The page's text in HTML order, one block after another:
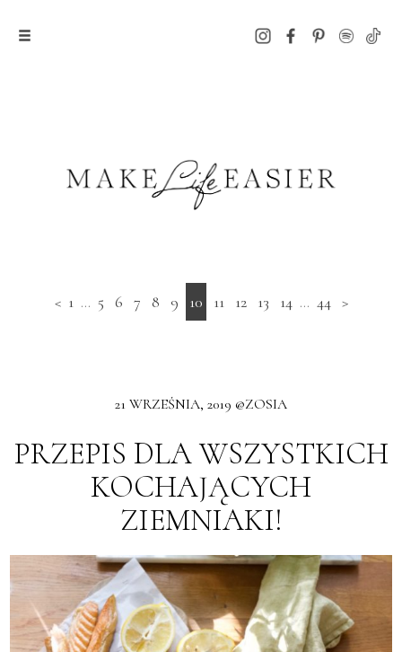
< 1 ... 5 6 7 8 9 10 11 12 13 14 ... 44 >
21 WRZEŚNIA, 2019 @ZOSIA
PRZEPIS DLA WSZYSTKICH
KOCHAJĄCYCH
ZIEMNIAKI!